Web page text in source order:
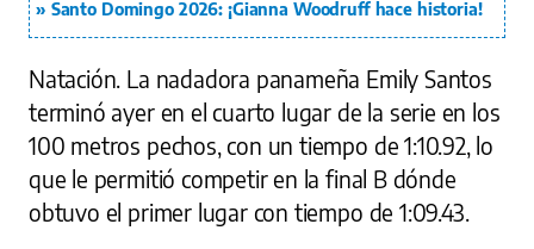
Santo Domingo 2026: ¡Gianna Woodruff hace historia!
Natación. La nadadora panameña Emily Santos
terminó ayer en el cuarto lugar de la serie en los
100 metros pechos, con un tiempo de 1:10.92, lo
que le permitió competir en la final B dónde
obtuvo el primer lugar con tiempo de 1:09.43.